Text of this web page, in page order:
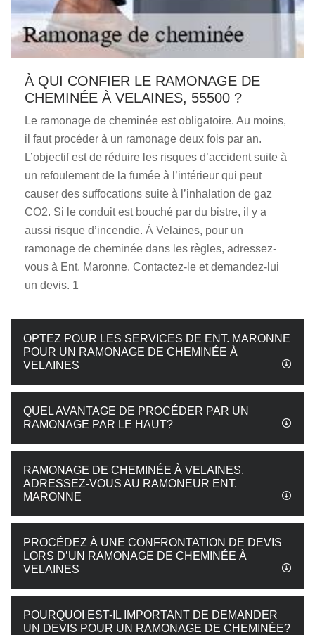
À QUI CONFIER LE RAMONAGE DE
CHEMINÉE À VELAINES, 55500 ?
Le ramonage de cheminée est obligatoire. Au moins,
il faut procéder à un ramonage deux fois par an.
L’objectif est de réduire les risques d’accident suite à
un refoulement de la fumée à l’intérieur qui peut
causer des suffocations suite à l’inhalation de gaz
CO2. Si le conduit est bouché par du bistre, il y a
aussi risque d’incendie. À Velaines, pour un
ramonage de cheminée dans les règles, adressez-
vous à Ent. Maronne. Contactez-le et demandez-lui
un devis. 1
OPTEZ POUR LES SERVICES DE ENT. MARONNE
POUR UN RAMONAGE DE CHEMINÉE À
VELAINES
QUEL AVANTAGE DE PROCÉDER PAR UN
RAMONAGE PAR LE HAUT?
RAMONAGE DE CHEMINÉE À VELAINES,
ADRESSEZ-VOUS AU RAMONEUR ENT.
MARONNE
PROCÉDEZ À UNE CONFRONTATION DE DEVIS
LORS D’UN RAMONAGE DE CHEMINÉE À
VELAINES
POURQUOI EST-IL IMPORTANT DE DEMANDER
UN DEVIS POUR UN RAMONAGE DE CHEMINÉE?